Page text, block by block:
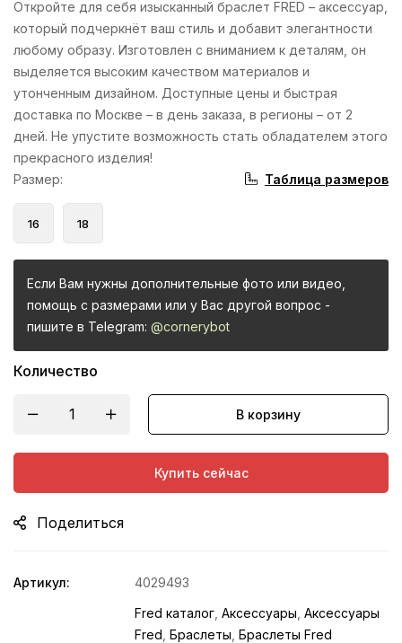
Откройте для себя изысканный браслет FRED – аксессуар,
который подчеркнёт ваш стиль и добавит элегантности
любому образу. Изготовлен с вниманием к деталям, он
выделяется высоким качеством материалов и
утонченным дизайном. Доступные цены и быстрая
доставка по Москве – в день заказа, в регионы – от 2
дней. Не упустите возможность стать обладателем этого
прекрасного изделия!
Размер: Таблица размеров
16 18
Если Вам нужны дополнительные фото или видео,
помощь с размерами или у Вас другой вопрос -
пишите в Telegram: @cornerybot
Количество
В корзину
Купить сейчас
Поделиться
Артикул:
4029493
Fred каталог Аксессуары Аксессуары
Fred Браслеты Браслеты Fred